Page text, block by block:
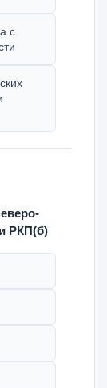
с
РКП(б)